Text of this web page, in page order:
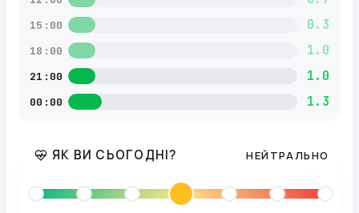
15:00 0.3
18:00 1.0
21:00 1.0
00:00 1.3
ЯК ВИ СЬОГОДНІ? НЕЙТРАЛЬНО